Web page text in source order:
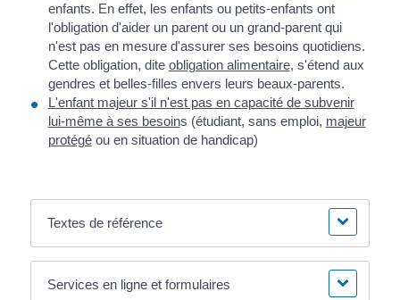
enfants. En effet, les enfants ou petits-enfants ont
l'obligation d'aider un parent ou un grand-parent qui
n'est pas en mesure d'assurer ses besoins quotidiens.
Cette obligation, dite obligation alimentaire, s'étend aux
gendres et belles-filles envers leurs beaux-parents.
L'enfant majeur s'il n'est pas en capacité de subvenir
lui-même à ses besoins (étudiant, sans emploi, majeur
protégéou en situation de handicap)
Textes de référence
Services en ligne et formulaires